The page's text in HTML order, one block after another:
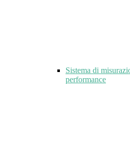
Sistema di
performance